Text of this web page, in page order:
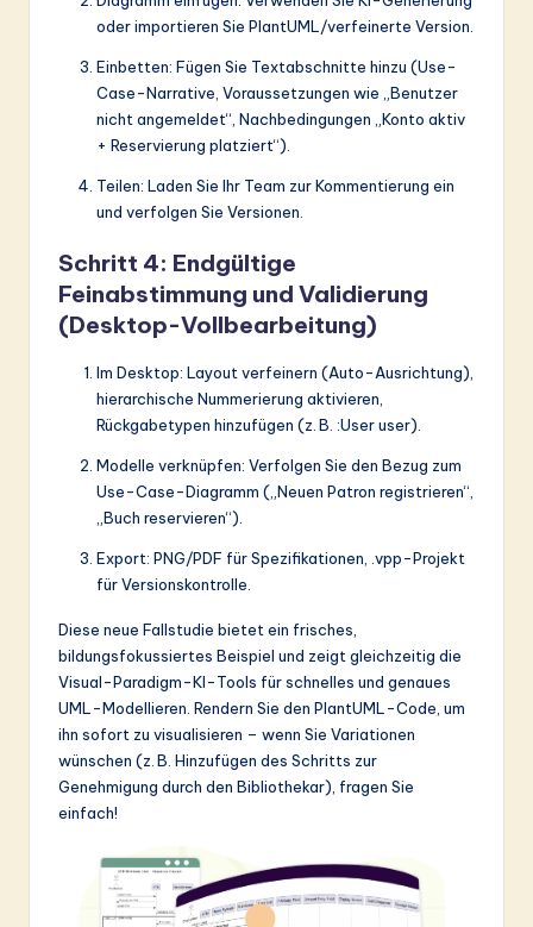
oder importieren Sie PlantUML/verfeinerte Version.
Einbetten: Fügen Sie Textabschnitte hinzu (Use-
Case-Narrative, Voraussetzungen wie „Benutzer
nicht angemeldet“, Nachbedingungen „Konto aktiv
+ Reservierung platziert“).
Teilen: Laden Sie Ihr Team zur Kommentierung ein
und verfolgen Sie Versionen.
Schritt 4: Endgültige
Feinabstimmung und Validierung
(Desktop-Vollbearbeitung)
Im Desktop: Layout verfeinern (Auto-Ausrichtung),
hierarchische Nummerierung aktivieren,
Rückgabetypen hinzufügen (z. B. :User user).
Modelle verknüpfen: Verfolgen Sie den Bezug zum
Use-Case-Diagramm („Neuen Patron registrieren“,
„Buch reservieren“).
Export: PNG/PDF für Spezifikationen, .vpp-Projekt
für Versionskontrolle.
Diese neue Fallstudie bietet ein frisches,
bildungsfokussiertes Beispiel und zeigt gleichzeitig die
Visual-Paradigm-KI-Tools für schnelles und genaues
UML-Modellieren. Rendern Sie den PlantUML-Code, um
ihn sofort zu visualisieren – wenn Sie Variationen
wünschen (z. B. Hinzufügen des Schritts zur
Genehmigung durch den Bibliothekar), fragen Sie
einfach!